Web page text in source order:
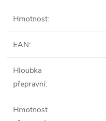
Hmotnost:
EAN:
Hloubka
přepravní:
Hmotnost